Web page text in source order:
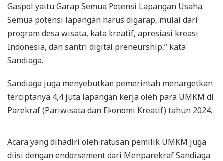
Gaspol yaitu Garap Semua Potensi Lapangan Usaha.
Semua potensi lapangan harus digarap, mulai dari
program desa wisata, kata kreatif, apresiasi kreasi
Indonesia, dan santri digital preneurship,” kata
Sandiaga.
Sandiaga juga menyebutkan pemerintah menargetkan
terciptanya 4,4 juta lapangan kerja oleh para UMKM di
Parekraf (Pariwisata dan Ekonomi Kreatif) tahun 2024.
Acara yang dihadiri oleh ratusan pemilik UMKM juga
diisi dengan endorsement dari Menparekraf Sandiaga